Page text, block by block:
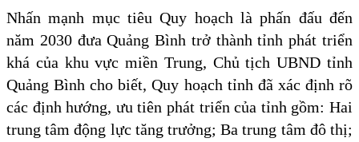
Nhấn mạnh mục tiêu Quy hoạch là phấn đấu đến
năm 2030 đưa Quảng Bình trở thành tỉnh phát triển
khá của khu vực miền Trung, Chủ tịch UBND tỉnh
Quảng Bình cho biết, Quy hoạch tỉnh đã xác định rõ
các định hướng, ưu tiên phát triển của tỉnh gồm: Hai
trung tâm động lực tăng trưởng; Ba trung tâm đô thị;